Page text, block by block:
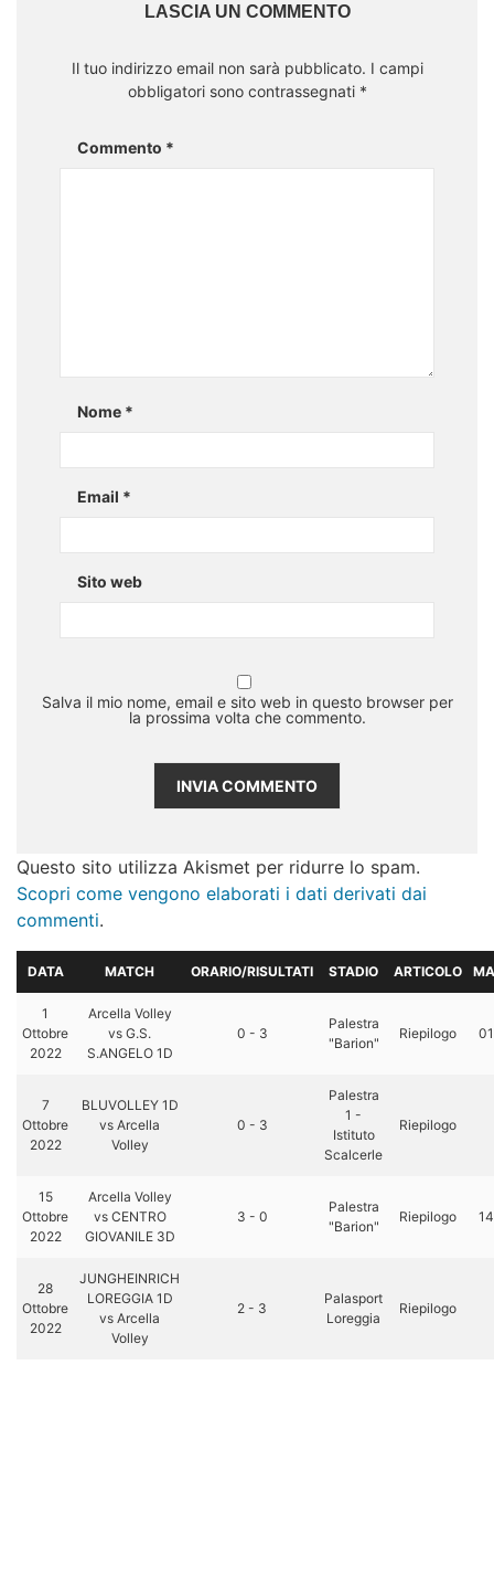
LASCIA UN COMMENTO
Il tuo indirizzo email non sarà pubblicato. I campi
obbligatori sono contrassegnati *
Commento *
Nome *
Email *
Sito web
Salva il mio nome, email e sito web in questo browser per
la prossima volta che commento.
Questo sito utilizza Akismet per ridurre lo spam.
Scopri come vengono elaborati i dati derivati dai
commenti.
DATA MATCH ORARIO/RISULTATI STADIO ARTICOLO
1
Ottobre
2022
Arcella Volley
vs G.S.
S.ANGELO 1D
0 - 3
Palestra
"Barion"
Riepilogo
7
Ottobre
2022
BLUVOLLEY 1D
vs Arcella
Volley
0 - 3
Palestra
1 -
Istituto
Scalcerle
Riepilogo
15
Ottobre
2022
Arcella Volley
vs CENTRO
GIOVANILE 3D
3 - 0
Palestra
"Barion"
Riepilogo
28
Ottobre
2022
JUNGHEINRICH
LOREGGIA 1D
vs Arcella
Volley
2 - 3
Palasport
Loreggia
Riepilogo